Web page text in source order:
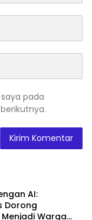
pada
AI:
Dorong
Warga